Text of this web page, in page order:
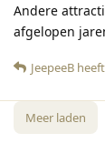
Andere
afgelopen
JeepeeB
Meer laden